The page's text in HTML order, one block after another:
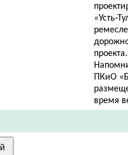
«Усть-
проекта.
ПКиО
время